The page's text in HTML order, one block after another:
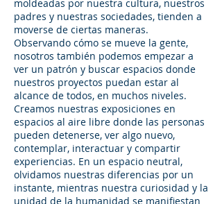
moldeadas por nuestra cultura, nuestros
padres y nuestras sociedades, tienden a
moverse de ciertas maneras.
Observando cómo se mueve la gente,
nosotros también podemos empezar a
ver un patrón y buscar espacios donde
nuestros proyectos puedan estar al
alcance de todos, en muchos niveles.
Creamos nuestras exposiciones en
espacios al aire libre donde las personas
pueden detenerse, ver algo nuevo,
contemplar, interactuar y compartir
experiencias. En un espacio neutral,
olvidamos nuestras diferencias por un
instante, mientras nuestra curiosidad y la
unidad de la humanidad se manifiestan